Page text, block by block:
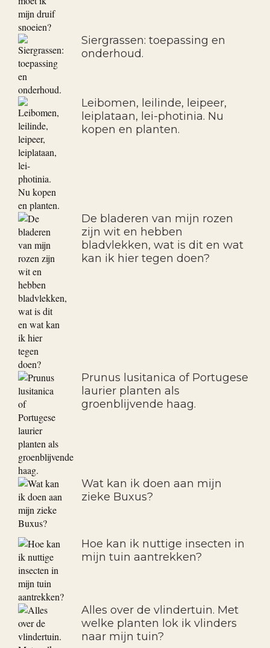
Siergrassen: toepassing en
onderhoud.
Leibomen, leilinde, leipeer,
leiplataan, lei-photinia. Nu
kopen en planten.
De bladeren van mijn rozen
zijn wit en hebben
bladvlekken, wat is dit en wat
kan ik hier tegen doen?
Prunus lusitanica of Portugese
laurier planten als
groenblijvende haag.
Wat kan ik doen aan mijn
zieke Buxus?
Hoe kan ik nuttige insecten in
mijn tuin aantrekken?
Alles over de vlindertuin. Met
welke planten lok ik vlinders
naar mijn tuin?